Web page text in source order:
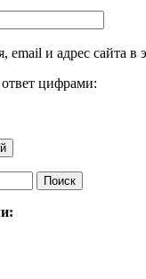
email и адрес сайта
цифрами: